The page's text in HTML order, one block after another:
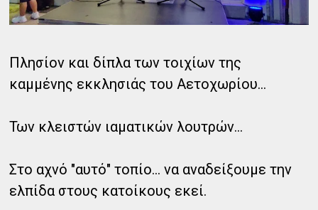
Πλησίον και δίπλα των τοιχίων της
καμμένης εκκλησιάς του Αετοχωρίου...
Των κλειστών ιαματικών λουτρών...
Στο αχνό "αυτό" τοπίο... να αναδείξουμε την
ελπίδα στους κατοίκους εκεί.